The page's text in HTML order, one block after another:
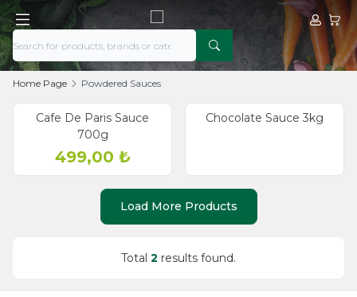
MyMy
Home Page
Powdered Sauces
out
Cafe De Paris Sauce
700g
499,00 ₺
Chocolate Sauce 3kg
Load More Products
Total 2 results found.